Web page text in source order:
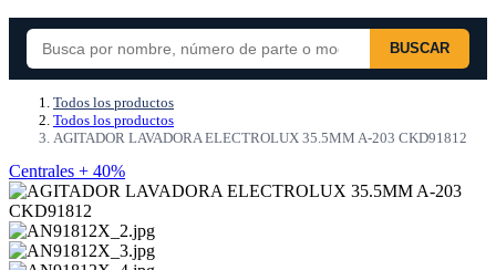
BUSCAR
Todos los productos
Todos los productos
AGITADOR LAVADORA ELECTROLUX 35.5MM A-203 CKD91812
Centrales + 40%